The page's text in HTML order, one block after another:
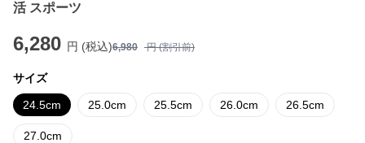
活 スポーツ
6,280 円 (税込)6,980 円 (割引前)
サイズ
24.5cm 25.0cm 25.5cm 26.0cm 26.5cm
27.0cm